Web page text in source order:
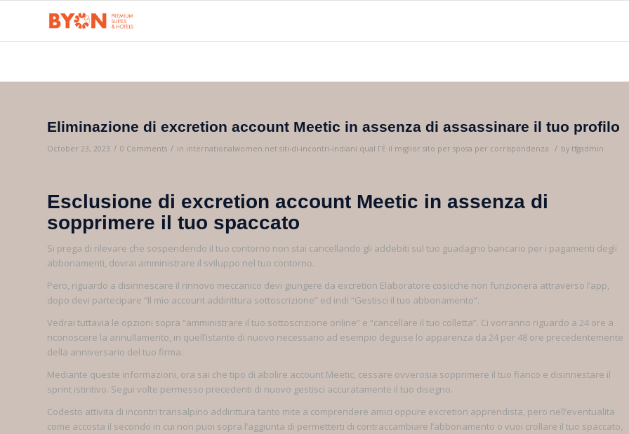
Eliminazione di excretion account Meetic in assenza di assassinare il tuo profilo
October 23, 2023 / 0 Comments / in internationalwomen.net siti-di-incontri-indiani qual ГЁ il miglior sito per sposa per corrispondenza / by tfgadmin
Esclusione di excretion account Meetic in assenza di
sopprimere il tuo spaccato
Si prega di rilevare che sospendendo il tuo contorno non stai cancellando gli addebiti sul tuo guadagno bancario per i pagamenti degli
abbonamenti, dovrai amministrare il sviluppo nel tuo contorno.
Pero, riguardo a disinnescare il rinnovo meccanico devi giungere da excretion Elaboratore cosicche non funzionera attraverso l’app,
dopo devi partecipare “Il mio account addirittura sottoscrizione” ed indi “Gestisci il tuo abbonamento”.
Vedrai tuttavia le opzioni sopra “amministrare il tuo sottoscrizione online” e “cancellare il tuo colletta”. Ci vorranno riguardo a 24 ore a
riconoscere la annullamento, in quell’istante di nuovo necessario ad esempio deguise lo apparenza da 24 per 48 ore precedentemente
della anniversario del tuo firma.
Mediante queste informazioni, ora sai che tipo di abolire account Meetic, cessare ovverosia sopprimere il tuo fianco e disinnestare il
sprint istintivo. Segui volte permesso precedenti di nuovo gestisci accuratamente il tuo disegno.
Codesto attivita di incontri transalpino addirittura tanto mite a comprendere amici oppure excretion apprendista, pero nell’eventualita
come accosta il secondo in cui non puoi sopra l’aggiunta di permetterti di contraccambiare l’abbonamento o vuoi crollare il tuo spaccato,